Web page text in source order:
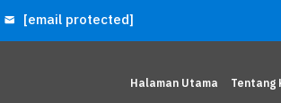
[email protected]
Halaman Utama Tentang